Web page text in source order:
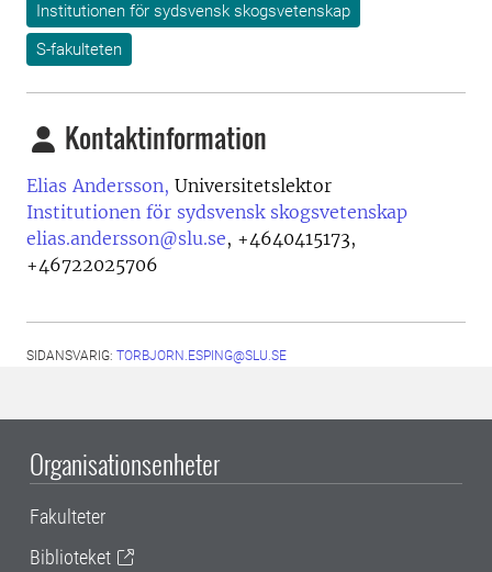
Institutionen för sydsvensk skogsvetenskap
S-fakulteten
Kontaktinformation
Elias Andersson, Universitetslektor
Institutionen för sydsvensk skogsvetenskap
elias.andersson@slu.se, +4640415173,
+46722025706
SIDANSVARIG: TORBJORN.ESPING@SLU.SE
Organisationsenheter
Fakulteter
Biblioteket